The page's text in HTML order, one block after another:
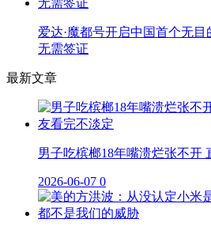
爱达·魔都号开启中国首个无
无需签证
最新文章
男子吃槟榔18年嘴溃烂张不开
2026-06-07 0